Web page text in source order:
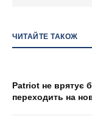
ЧИТАЙТЕ ТАКОЖ
Patriot не врятує
переходить на